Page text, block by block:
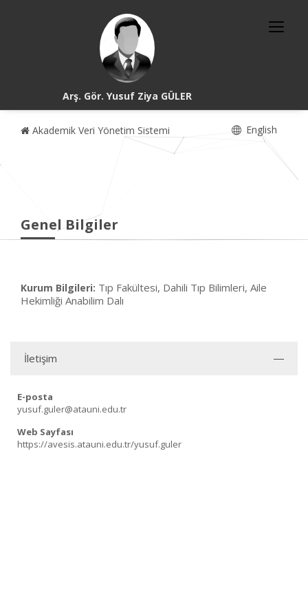
Arş. Gör. Yusuf Ziya GÜLER
Akademik Veri Yönetim Sistemi English
Genel Bilgiler
Kurum Bilgileri: Tıp Fakültesi, Dahili Tıp Bilimleri, Aile
Hekimliği Anabilim Dalı
İletişim
E-posta
yusuf.guler@atauni.edu.tr
Web Sayfası
https://avesis.atauni.edu.tr/yusuf.guler